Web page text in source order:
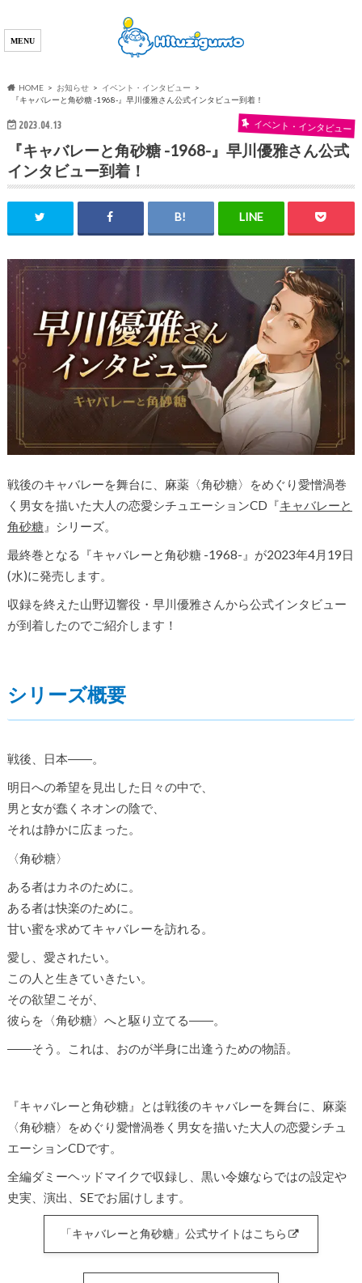
HOME お知らせ
イベント・インタビュー
『キャバレーと角砂糖 -1968-』早川優雅さん公式インタビュー到着！
2023.04.13 イベント・インタビュー
『キャバレーと角砂糖 -1968-』早川優雅さん公式
インタビュー到着！
戦後のキャバレーを舞台に、麻薬〈角砂糖〉をめぐり愛憎渦巻
く男女を描いた大人の恋愛シチュエーションCD『キャバレーと
角砂糖』シリーズ。
最終巻となる『キャバレーと角砂糖 -1968-』が2023年4月19日
(水)に発売します。
収録を終えた山野辺響役・早川優雅さんから公式インタビュー
が到着したのでご紹介します！
シリーズ概要
戦後、日本――。
明日への希望を見出した日々の中で、
男と女が蠢くネオンの陰で、
それは静かに広まった。
〈角砂糖〉
ある者はカネのために。
ある者は快楽のために。
甘い蜜を求めてキャバレーを訪れる。
愛し、愛されたい。
この人と生きていきたい。
その欲望こそが、
彼らを〈角砂糖〉へと駆り立てる――。
――そう。これは、おのが半身に出逢うための物語。
『キャバレーと角砂糖』とは戦後のキャバレーを舞台に、麻薬
〈角砂糖〉をめぐり愛憎渦巻く男女を描いた大人の恋愛シチュ
エーションCDです。
全編ダミーヘッドマイクで収録し、黒い令嬢ならではの設定や
史実、演出、SEでお届けします。
「キャバレーと角砂糖」公式サイトはこちら